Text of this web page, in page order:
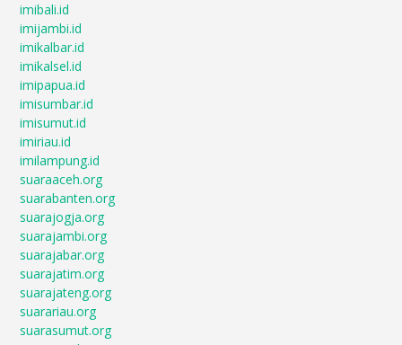
imibali.id
imijambi.id
imikalbar.id
imikalsel.id
imipapua.id
imisumbar.id
imisumut.id
imiriau.id
imilampung.id
suaraaceh.org
suarabanten.org
suarajogja.org
suarajambi.org
suarajabar.org
suarajatim.org
suarajateng.org
suarariau.org
suarasumut.org